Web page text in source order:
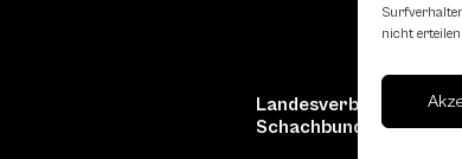
nicht
Landesverband
Schachbundes